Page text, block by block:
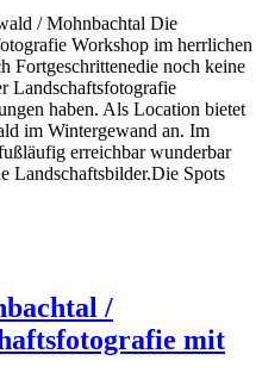
/ Mohnbachtal Die
Workshop im herrlichen
Fortgeschrittenedie noch keine
Landschaftsfotografie
haben. Als Location bietet
im Wintergewand an. Im
erreichbar wunderbar
Landschaftsbilder.Die Spots
/
mit